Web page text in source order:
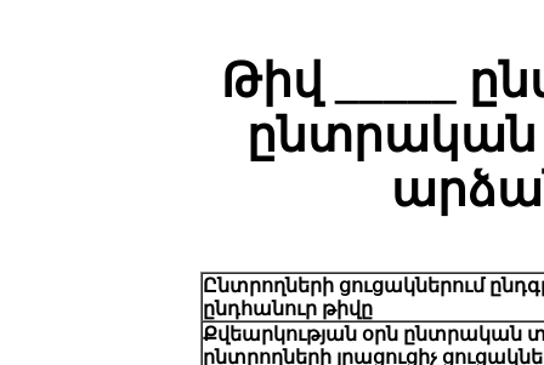
Թիվ _____
ընտրական
Ընտրողների ցուցակներում
ընդհանուր թիվը
Քվեարկության օրն ընտրական
ընտրողների լրացուցիչ ցուցակ